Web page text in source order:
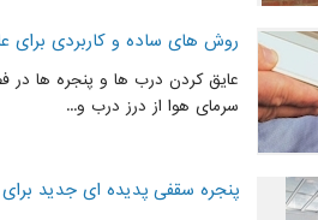
روش های ساده و کاربردی برای
عایق کردن درب ها و پنجره ها در
سرمای هوا از درز درب و...
پنجره سقفی پدیده ای جدید